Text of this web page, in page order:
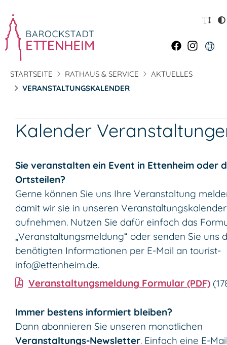
STARTSEITE RATHAUS & SERVICE
AKTUELLES
VERANSTALTUNGSKALENDER
Kalender
Sie veranstalten ein Event in Ettenheim oder
Ortsteilen?
Gerne können Sie uns Ihre Veranstaltung
damit wir sie in unseren Veranstaltungskalender
aufnehmen. Nutzen Sie dafür einfach das
„Veranstaltungsmeldung“ oder senden Sie uns
benötigten Informationen per E-Mail an tourist-
info@ettenheim.de.
Veranstaltungsmeldung Formular (PDF)
Immer bestens informiert bleiben?
Dann abonnieren Sie unseren monatlichen
Veranstaltungs-Newsletter. Einfach eine E-